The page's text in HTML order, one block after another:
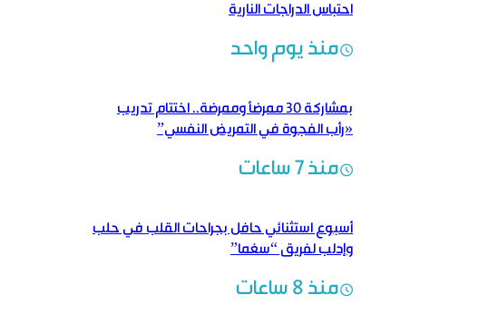
احتباس الدراجات النارية
منذ يوم واحد
بمشاركة 30 ممرضاً وممرضة.. اختتام تدريب
«رأب الفجوة في التمريض النفسي”
منذ 7 ساعات
أسبوع استثنائي حافل بجراحات القلب في حلب
وإدلب لفريق “سغما”
منذ 8 ساعات